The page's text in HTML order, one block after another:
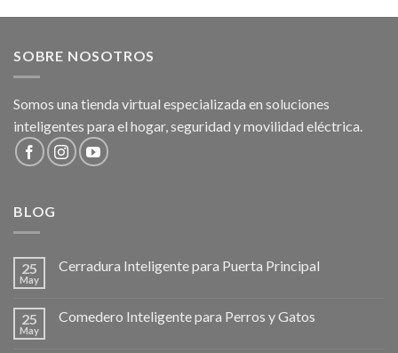
SOBRE NOSOTROS
Somos una tienda virtual especializada en soluciones
inteligentes para el hogar, seguridad y movilidad eléctrica.
BLOG
25
May
Cerradura Inteligente para Puerta Principal
25
May
Comedero Inteligente para Perros y Gatos